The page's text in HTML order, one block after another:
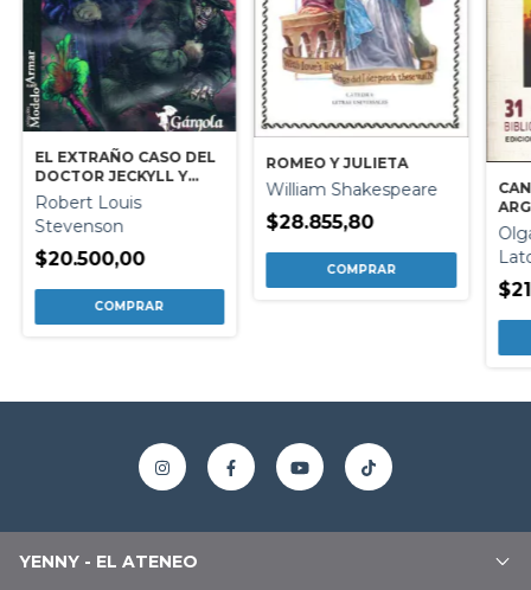
EL EXTRAÑO CASO DEL
DOCTOR JECKYLL Y
MISTER HYDE
Robert Louis
Stevenson
$20.500,00
ROMEO Y JULIETA
William Shakespeare
$28.855,80
YENNY - EL ATENEO